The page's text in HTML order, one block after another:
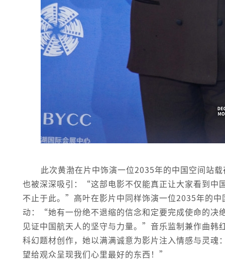
此次黄渤在片中饰演一位2035年的中国空间站
也被深深吸引：“这部电影不仅能真正让大家看到中
不止于此。”高叶在影片中同样饰演一位2035年的
动：“她有一份绝不退缩的信念和定要完成使命的决
见证中国航天人的坚守与力量。”音乐监制兼作曲
科幻题材创作，她以满满诚意为影片注入情感与灵
望给观众呈现我们心里最好的东西！”